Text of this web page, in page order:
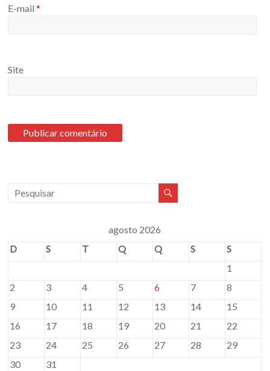
E-mail*
Site
agosto 2026
D
S T Q Q S
S
1
2
3 4 5 6 7
8
9
10 11 12 13 14
15
16
17 18 19 20 21
22
23
24 25 26 27 28
29
30
31